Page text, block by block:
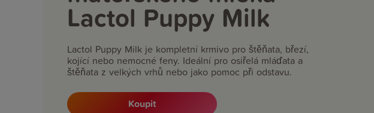
Lactol Puppy Milk
Lactol Puppy Milk je kompletní krmivo pro štěňata, březí,
kojící nebo nemocné feny. Ideální pro osiřelá mláďata a
štěňata z velkých vrhů nebo jako pomoc při odstavu.
Koupit